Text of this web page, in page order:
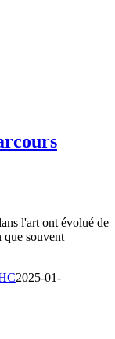
l'art ont évolué de
que souvent
2025-01-